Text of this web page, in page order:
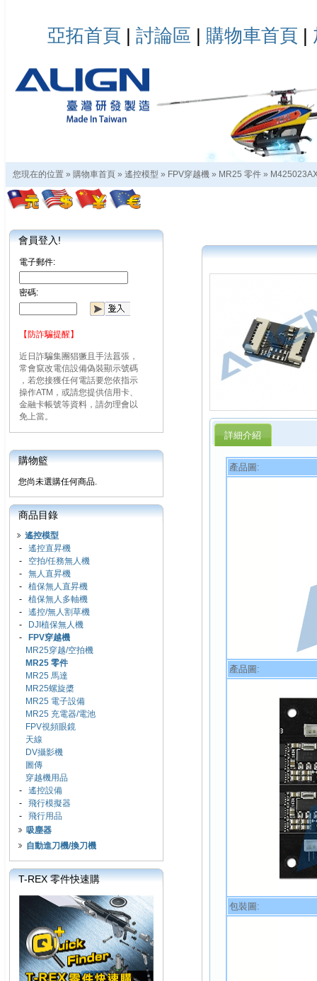
亞拓首頁 | 討論區 | 購物車首頁 |
您現在的位置 » 購物車首頁 » 遙控模型 » FPV穿越機 » MR25 零件 »
會員登入!
電子郵件:
密碼:
【防詐騙提醒】
近日詐騙集團猖獗且手法囂張，
常會竄改電信設備偽裝顯示號碼
，若您接獲任何電話要您依指示
操作ATM，或請您提供信用卡、
金融卡帳號等資料，請勿理會以
免上當。
購物籃
您尚未選購任何商品.
商品目錄
遙控模型
- 遙控直昇機
- 空拍/任務無人機
- 無人直昇機
- 植保無人直昇機
- 植保無人多軸機
- 遙控/無人割草機
-
DJI植保無人機
-
FPV穿越機
MR25穿越/空拍機
MR25 零件
MR25 馬達
MR25螺旋槳
MR25 電子設備
MR25 充電器/電池
FPV視頻眼鏡
天線
DV攝影機
圖傳
穿越機用品
- 遙控設備
- 飛行模擬器
- 飛行用品
吸塵器
自動進刀機/換刀機
T-REX 零件快速購
詳細介紹
產品圖:
產品圖:
包裝圖: